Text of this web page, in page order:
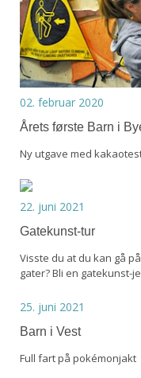
02. februar 2020
Årets første Barn i
Ny utgave med
22. juni 2021
Gatekunst-tur
Visste du at du kan gå
gater? Bli en gatekunst-
25. juni 2021
Barn i Vest
Full fart på pokémonjakt